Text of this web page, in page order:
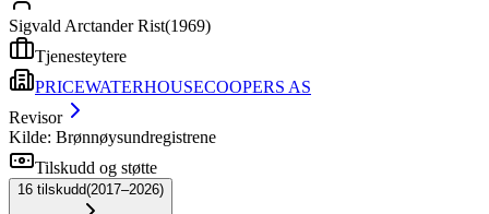
Sigvald Arctander Rist(1969)
Tjenesteytere
PRICEWATERHOUSECOOPERS AS
Revisor
Kilde: Brønnøysundregistrene
Tilskudd og støtte
16 tilskudd(2017–2026)